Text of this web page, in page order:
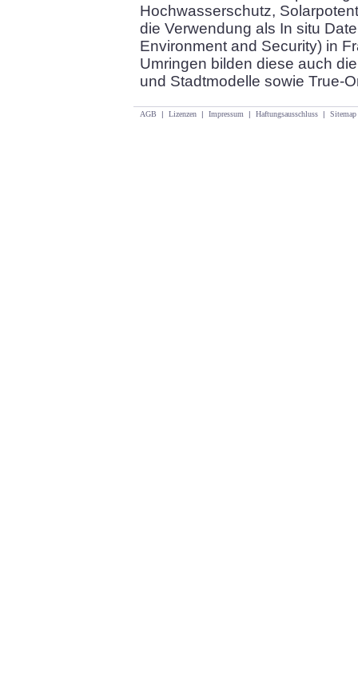
Hochwasserschutz,
die Verwendung als In situ
Environment and Security) in
Umringen bilden diese auch
und Stadtmodelle sowie True-
AGB | Lizenzen | Impressum | Haftungsausschluss | Sitemap